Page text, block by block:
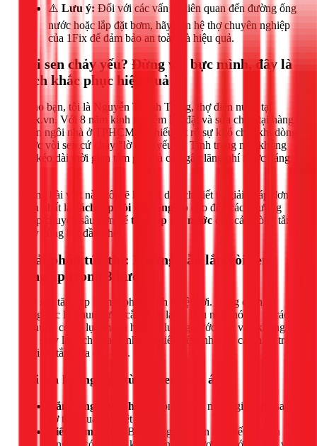
⚠️ Lưu ý: Đối với các vấn đề liên quan đến đường ống
nước hoặc lắp đặt bơm, hãy liên hệ thợ chuyên nghiệp
của 1Fix để đảm bảo an toàn và hiệu quả.
Vòi sen chảy yếu? Đừng vội bực mình, đây là
cách khắc phục hiệu quả!
Chào bạn, tôi là Nguyễn Thành Trọng, thợ điện nước tại
1Fix.vn. Với 8 năm kinh nghiệm lắp đặt và sửa chữa tại hàng
ngàn ngôi nhà ở TPHCM, tôi hiểu rất rõ sự khó chịu khi dòng
nước vòi sen cứ chảy "lờ đờ", yếu ớt. Tình trạng này không
chỉ kéo dài thời gian tắm gội mà còn gây lãng phí nước đáng
Trong bài viết này, tôi sẽ hướng dẫn chi tiết từ giải pháp đơn
giản nhất là
cách lắp vòi sen tăng áp cho đến các phương
pháp chuyên sâu hơn để tăng áp lực nước cho cả phòng tắm.
Hãy cùng bắt đầu nhé!
Giải pháp tức thì: Hướng dẫn lắp vòi sen
tăng áp trong 3 bước
Vòi sen tăng áp là một phát minh tuyệt vời. Bằng cách sử
dụng các lỗ phun được cắt bằng laser siêu nhỏ, nó tạo ra các
tia nước có áp lực mạnh hơn dù lượng nước đầu vào không
đổi. Đây là cách nhanh nhất và tiết kiệm nhất để cải thiện trải
nghiệm tắm rửa của bạn.
Lợi ích không ngờ từ vòi sen tăng áp
Tắm sảng khoái hơn:
Dòng nước mạnh giúp massage
cơ thể, xua tan mệt mỏi.
Tiết kiệm nước:
Bạn sẽ ngạc nhiên khi biết vòi sen